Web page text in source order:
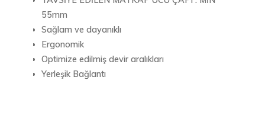
55mm
Sağlam ve dayanıklı
Ergonomik
Optimize edilmiş devir aralıkları
Yerleşik Bağlantı